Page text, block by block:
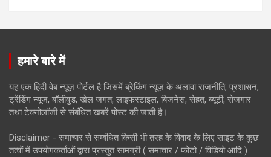
हमारे बारे में
यह एक हिंदी वेब न्यूज़ पोर्टल है जिसमें ब्रेकिंग न्यूज़ के अलावा राजनीति, प्रशासन,
ट्रेंडिंग न्यूज, बॉलीवुड, खेल जगत, लाइफस्टाइल, बिजनेस, सेहत, ब्यूटी, रोजगार
तथा टेक्नोलॉजी से संबंधित खबरें पोस्ट की जाती है।
Disclaimer - समाचार से सम्बंधित किसी भी तरह के विवाद के लिए साइट के कुछ
तत्वों में उपयोगकर्ताओं द्वारा प्रस्तुत सामग्री ( समाचार / फोटो / विडियो आदि )